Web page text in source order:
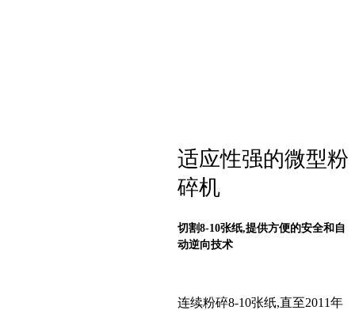
适应性强的微型粉
碎机
切割8-10张纸,提供方便的安全和自
动逆向技术
连续粉碎8-10张纸,直至2011年